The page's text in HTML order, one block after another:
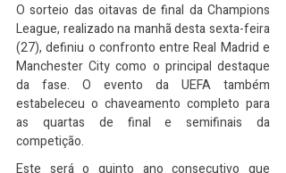
O sorteio das oitavas de final da Champions
League, realizado na manhã desta sexta-feira
(27), definiu o confronto entre Real Madrid e
Manchester City como o principal destaque
da fase. O evento da UEFA também
estabeleceu o chaveamento completo para
as quartas de final e semifinais da
competição.
Este será o quinto ano consecutivo que